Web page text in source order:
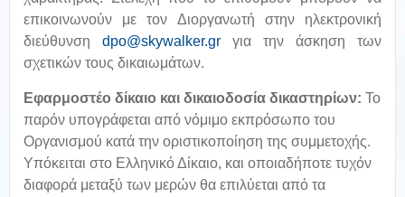
επικοινωνούν με τον Διοργανωτή στην ηλεκτρονική
διεύθυνση dpo@skywalker.gr για την άσκηση των
σχετικών τους δικαιωμάτων.
Εφαρμοστέο δίκαιο και δικαιοδοσία δικαστηρίων: Το
παρόν υπογράφεται από νόμιμο εκπρόσωπο του
Οργανισμού κατά την οριστικοποίηση της συμμετοχής.
Υπόκειται στο Ελληνικό Δίκαιο, και οποιαδήποτε τυχόν
διαφορά μεταξύ των μερών θα επιλύεται από τα